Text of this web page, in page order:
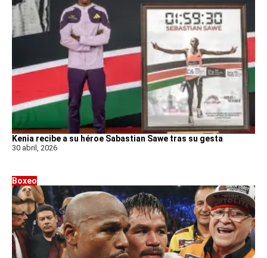
Kenia recibe a su héroe Sabastian Sawe tras su gesta
30 abril, 2026
Boxeo